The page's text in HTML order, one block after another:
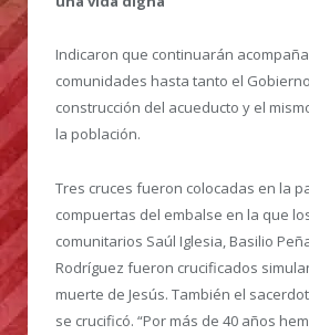
Indicaron que continuarán
comunidades hasta tanto el
construcción del acueducto y el
la población.
Tres cruces fueron colocadas en la
compuertas del embalse en la que
comunitarios Saúl Iglesia, Basilio
Rodríguez fueron crucificados
muerte de Jesús. También el
se crucificó. “Por más de 40 años